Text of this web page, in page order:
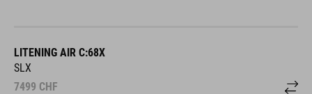
LITENING AIR C:68X
SLX
7499 CHF